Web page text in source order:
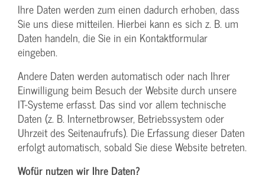
Ihre Daten werden zum einen dadurch erhoben, dass
Sie uns diese mitteilen. Hierbei kann es sich z. B. um
Daten handeln, die Sie in ein Kontaktformular
eingeben.
Andere Daten werden automatisch oder nach Ihrer
Einwilligung beim Besuch der Website durch unsere
IT-Systeme erfasst. Das sind vor allem technische
Daten (z. B. Internetbrowser, Betriebssystem oder
Uhrzeit des Seitenaufrufs). Die Erfassung dieser Daten
erfolgt automatisch, sobald Sie diese Website betreten.
Wofür nutzen wir Ihre Daten?